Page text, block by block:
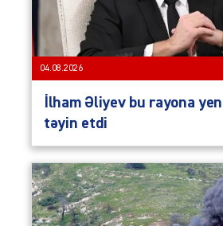
04.08.2026
İlham Əliyev bu rayona
təyin etdi